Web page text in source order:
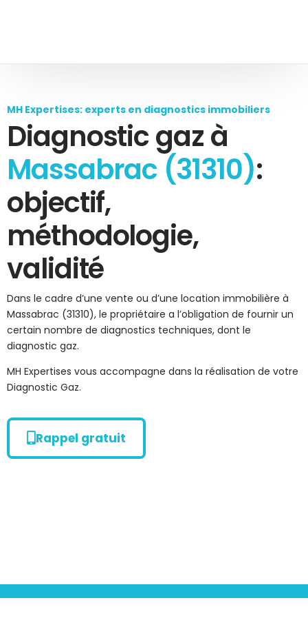
MH Expertises: experts en diagnostics immobiliers
Diagnostic gaz à
Massabrac (31310):
objectif,
méthodologie,
validité
Dans le cadre d’une vente ou d’une location immobilière à
Massabrac (31310), le propriétaire a l’obligation de fournir un
certain nombre de diagnostics techniques, dont le
diagnostic gaz.
MH Expertises vous accompagne dans la réalisation de votre
Diagnostic Gaz.
Rappel gratuit